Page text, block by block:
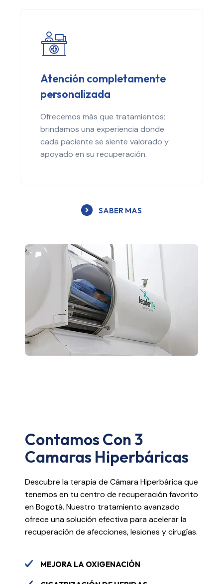
Atención completamente
personalizada
Ofrecemos más que tratamientos;
brindamos una experiencia donde
cada paciente se siente valorado y
apoyado en su recuperación.
SABER MAS
Contamos Con 3
Camaras Hiperbáricas
Descubre la terapia de Cámara Hiperbárica que
tenemos en tu centro de recuperación favorito
en Bogotá. Nuestro tratamiento avanzado
ofrece una solución efectiva para acelerar la
recuperación de afecciones, lesiones y cirugías.
MEJORA LA OXIGENACIÓN